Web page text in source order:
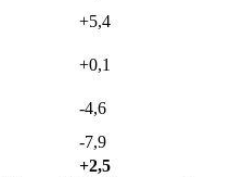
+5,4
+0,1
-4,6
-7,9
+2,5